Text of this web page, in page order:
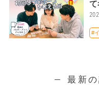
て
#
最新